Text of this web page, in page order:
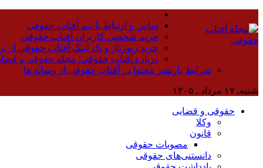
تماس و ارتباط با تیم آفتاب حقوقی
حریم شخصی کاربران آفتاب حقوقی
خرید رپورتاژ و بک لینک آفتاب حقوقی از
درباره آفتاب حقوقی؛ مجله حقوقی و
شرایط بازنشر محتوا در آفتاب حقوقی از رسانه ها
شنبه, ۱۷ مرداد , ۱۴۰۵
حقوقی و قضایی
وکلا
قانون
مصوبات حقوقی
دانستنی‌های حقوقی